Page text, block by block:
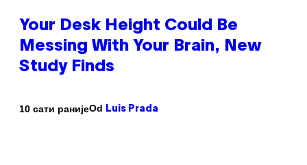
Your Desk Height Could Be
Messing With Your Brain, New
Study Finds
10 сати ранијеOd Luis Prada